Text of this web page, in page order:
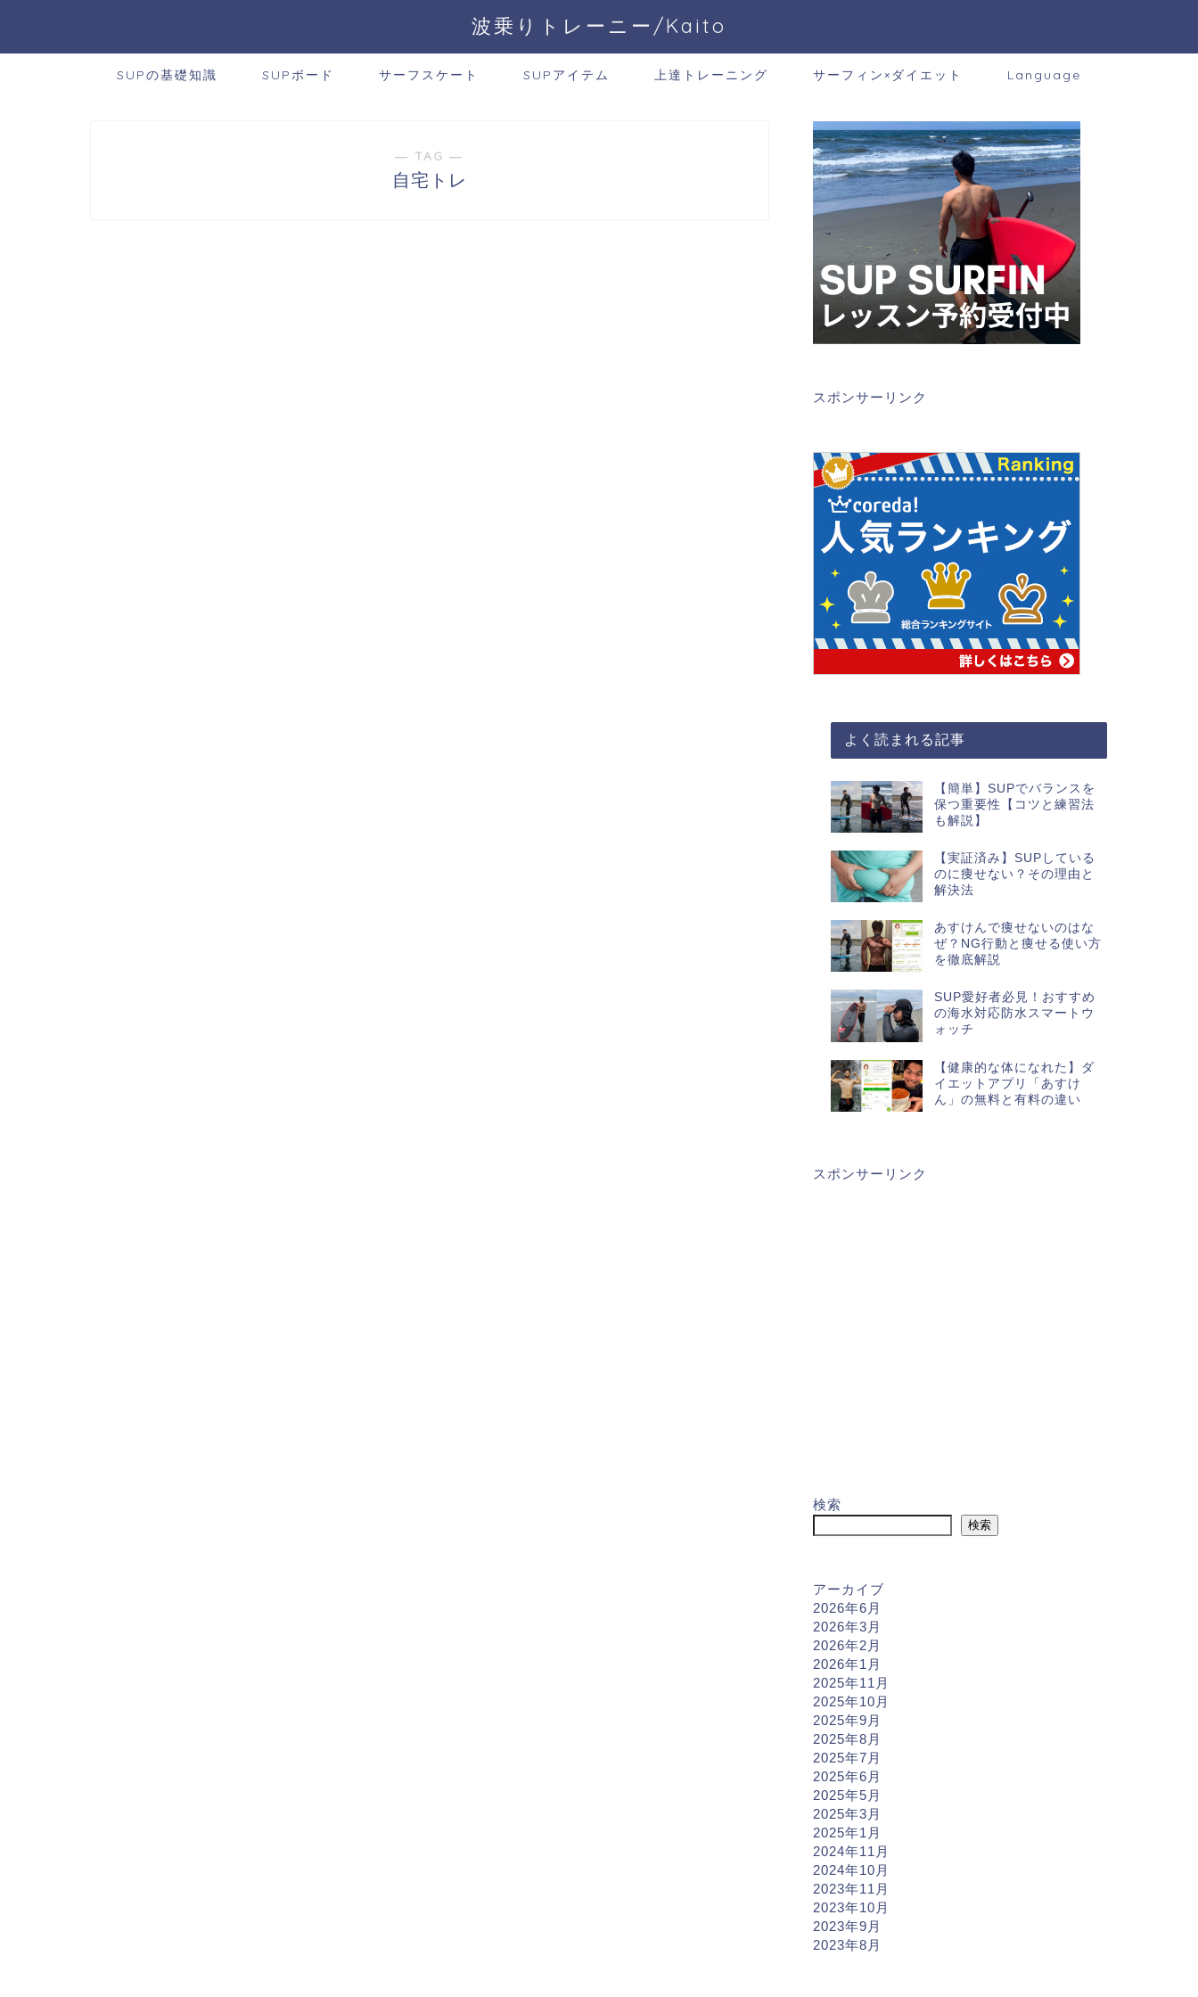
波乗りトレーニー/Kaito
SUPの基礎知識 SUPボード サーフスケート SUPアイテム 上達トレーニング サーフィン×ダイエット Language
― TAG ―
自宅トレ
スポンサーリンク
よく読まれる記事
【簡単】SUPでバランスを
保つ重要性【コツと練習法
も解説】
【実証済み】SUPしている
のに痩せない？その理由と
解決法
あすけんで痩せないのはな
ぜ？NG行動と痩せる使い方
を徹底解説
SUP愛好者必見！おすすめ
の海水対応防水スマートウ
ォッチ
【健康的な体になれた】ダ
イエットアプリ「あすけ
ん」の無料と有料の違い
スポンサーリンク
検索
検索
アーカイブ
2026年6月
2026年3月
2026年2月
2026年1月
2025年11月
2025年10月
2025年9月
2025年8月
2025年7月
2025年6月
2025年5月
2025年3月
2025年1月
2024年11月
2024年10月
2023年11月
2023年10月
2023年9月
2023年8月